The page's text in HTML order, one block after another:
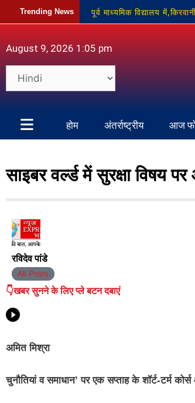
Trending News पूर्व माध्यमिक विद्यालय
August 9, 2026 1:05 pm
होम अंतर्राष्ट्रीय आज
साइबर वर्ल्ड में सुरक्षा विषय
रविदेव पांडे
All Posts
👇खबर सुनने के लिए प्ले बटन दबाएं
अमित मिश्रा
चुनौतियां व समाधान’ पर एक सप्ताह के शॉर्ट-टर्म